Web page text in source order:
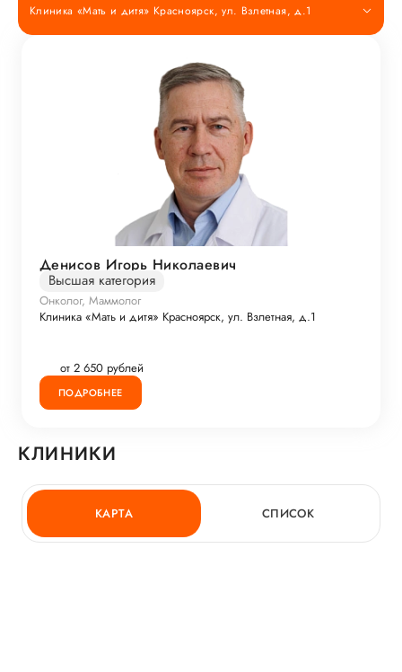
Клиника «Мать и дитя» Красноярск, ул. Взлетная, д.1
Денисов Игорь Николаевич
Высшая категория
Онколог, Маммолог
Клиника «Мать и дитя» Красноярск, ул. Взлетная, д.1
от 2 650 рублей
ПОДРОБНЕЕ
КЛИНИКИ
КАРТА СПИСОК